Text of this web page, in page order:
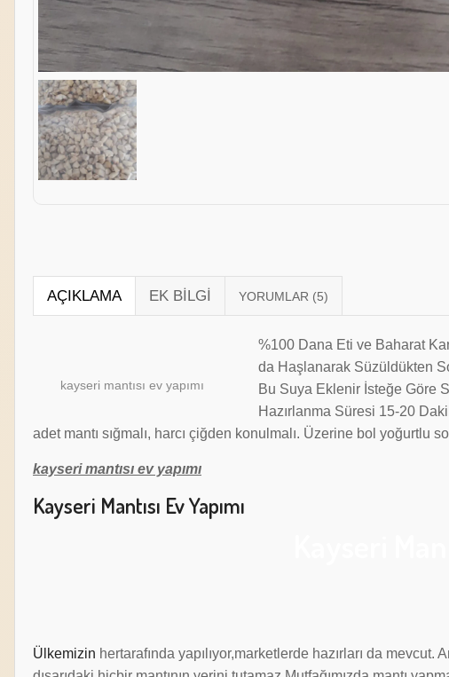
AÇIKLAMA EK BILGI
kayseri mantısı ev yapımı
%100 Dana Eti ve Baharat
da Haşlanarak Süzüldükten
Bu Suya Eklenir İsteğe Göre
Hazırlanma Süresi 15-20
adet mantı sığmalı, harcı çiğden konulmalı. Üzerine bol yoğurtlu
kayseri mantısı ev yapımı
Kayseri Mantısı Ev Yapımı
Ülkemizin hertarafında yapılıyor,marketlerde hazırları da